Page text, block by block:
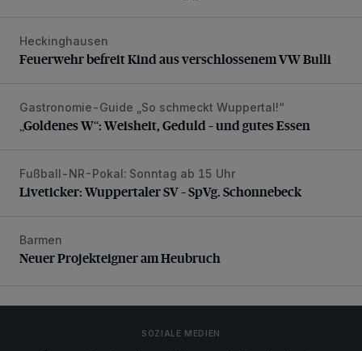
Feuerwehr befreit Kind aus verschlossenem VW Bulli
Heckinghausen
Feuerwehr befreit Kind aus verschlossenem VW Bulli
„Goldenes W“: Weisheit, Geduld – und gutes Essen
Gastronomie-Guide „So schmeckt Wuppertal!“
„Goldenes W“: Weisheit, Geduld – und gutes Essen
Liveticker: Wuppertaler SV – SpVg. Schonnebeck
Fußball-NR-Pokal: Sonntag ab 15 Uhr
Liveticker: Wuppertaler SV – SpVg. Schonnebeck
Neuer Projekteigner am Heubruch
Barmen
Neuer Projekteigner am Heubruch
SOZIALE MEDIEN